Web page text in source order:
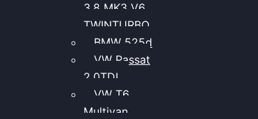
3.8 MK3 V6
TWINTURBO
BMW 525d
VW Passat
2.0TDI
VW T6
Multivan